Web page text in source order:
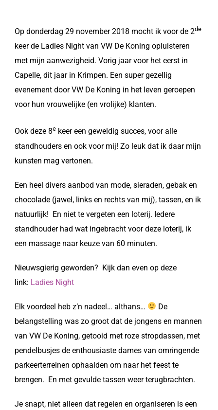
Op donderdag 29 november 2018 mocht ik voor de 2de
keer de Ladies Night van VW De Koning opluisteren
met mijn aanwezigheid. Vorig jaar voor het eerst in
Capelle, dit jaar in Krimpen. Een super gezellig
evenement door VW De Koning in het leven geroepen
voor hun vrouwelijke (en vrolijke) klanten.
Ook deze 8e keer een geweldig succes, voor alle
standhouders en ook voor mij! Zo leuk dat ik daar mijn
kunsten mag vertonen.
Een heel divers aanbod van mode, sieraden, gebak en
chocolade (jawel, links en rechts van mij), tassen, en ik
natuurlijk! En niet te vergeten een loterij. Iedere
standhouder had wat ingebracht voor deze loterij, ik
een massage naar keuze van 60 minuten.
Nieuwsgierig geworden? Kijk dan even op deze
link: Ladies Night
Elk voordeel heb z’n nadeel… althans…
De
belangstelling was zo groot dat de jongens en mannen
van VW De Koning, getooid met roze stropdassen, met
pendelbusjes de enthousiaste dames van omringende
parkeerterreinen ophaalden om naar het feest te
brengen. En met gevulde tassen weer terugbrachten.
Je snapt, niet alleen dat regelen en organiseren is een